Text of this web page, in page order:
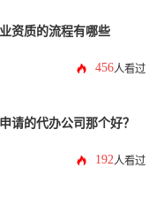
资质的流程有哪些
456人看过
请的代办公司那个好？
192人看过